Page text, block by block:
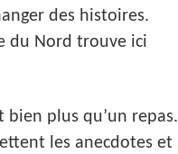
des histoires.
du Nord trouve ici
bien plus qu’un repas.
les anecdotes et